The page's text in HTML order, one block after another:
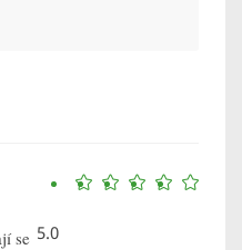
5.0
se